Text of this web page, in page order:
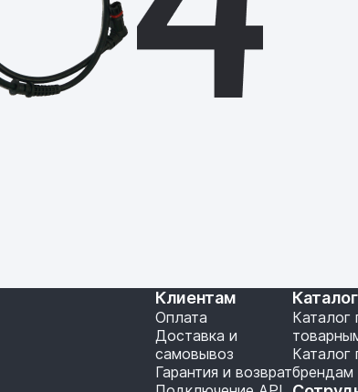
Клиентам
Оплата
Доставка и
самовывоз
Гарантия и возврат
Каталог
Каталог
брендам